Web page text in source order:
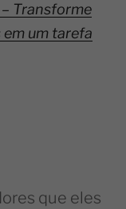
Transforme
um tarefa
que eles